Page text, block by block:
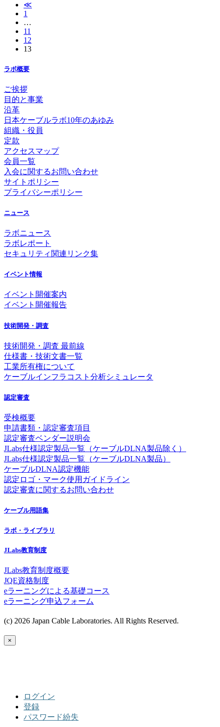
≪
1
…
11
12
13
ラボ概要
ご挨拶
目的と事業
沿革
日本ケーブルラボ10年のあゆみ
組織・役員
定款
アクセスマップ
会員一覧
入会に関するお問い合わせ
サイトポリシー
プライバシーポリシー
ニュース
ラボニュース
ラボレポート
セキュリティ関連リンク集
イベント情報
イベント開催案内
イベント開催報告
技術開発・調査
技術開発・調査 最前線
仕様書・技術文書一覧
工業所有権について
ケーブルインフラコスト分析シミュレータ
認定審査
受検概要
申請書類・認定審査項目
認定審査ベンダー説明会
JLabs仕様認定製品一覧（ケーブルDLNA製品除く）
JLabs仕様認定製品一覧（ケーブルDLNA製品）
ケーブルDLNA認定機能
認定ロゴ・マーク使用ガイドライン
認定審査に関するお問い合わせ
ケーブル用語集
ラボ・ライブラリ
JLabs教育制度
JLabs教育制度概要
JQE資格制度
eラーニングによる基礎コース
eラーニング申込フォーム
(c) 2026 Japan Cable Laboratories. All Rights Reserved.
×
ログイン
登録
パスワード紛失